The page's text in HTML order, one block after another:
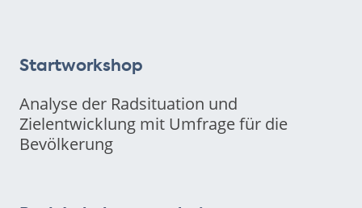
Startworkshop
Analyse der Radsituation und
Zielentwicklung mit Umfrage für die
Bevölkerung